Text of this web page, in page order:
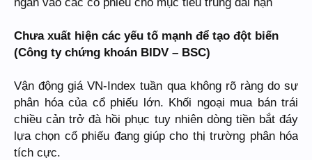
Chưa xuất hiện các yếu tố mạnh để tạo đột biến
(Công ty chứng khoán BIDV – BSC)
Vận động giá VN-Index tuần qua không rõ ràng do sự
phân hóa của cổ phiếu lớn. Khối ngoại mua bán trái
chiều cản trở đà hồi phục tuy nhiên dòng tiền bắt đáy
lựa chọn cổ phiếu đang giúp cho thị trường phân hóa
tích cực.